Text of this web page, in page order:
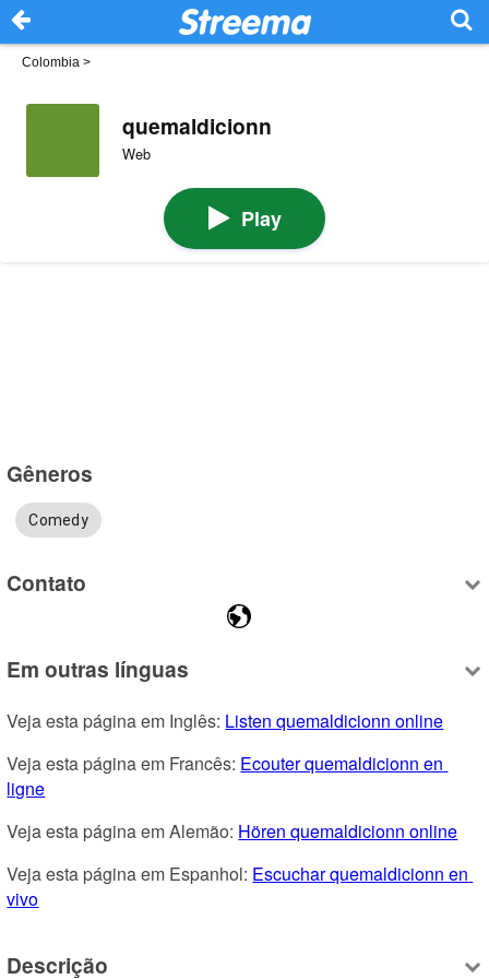
Colombia >
quemaldicionn
Web
Play
Gêneros
Comedy
Contato
Em outras línguas
Veja esta página em Inglês: Listen quemaldicionn online
Veja esta página em Francês: Ecouter quemaldicionn en
ligne
Veja esta página em Alemão: Hören quemaldicionn online
Veja esta página em Espanhol: Escuchar quemaldicionn en
vivo
Descrição